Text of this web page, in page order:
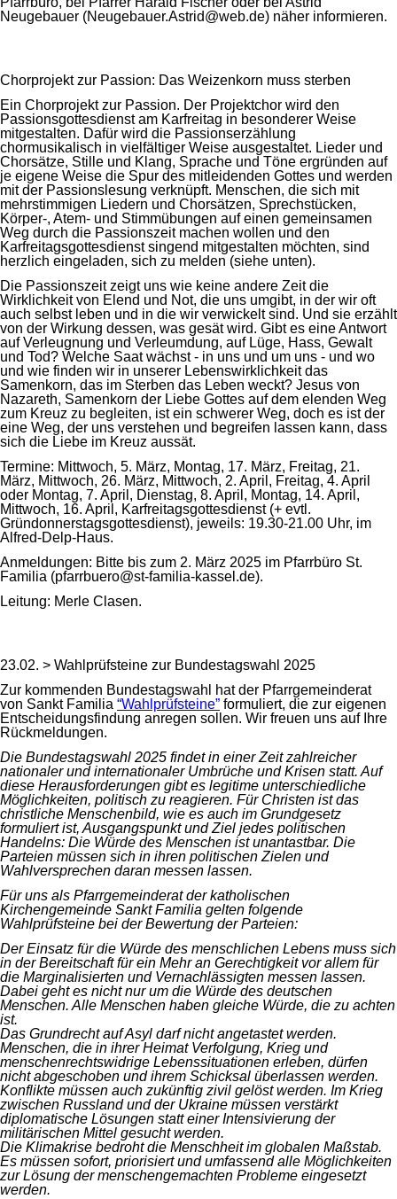
Neugebauer (Neugebauer.Astrid@web.de) näher informieren.
Chorprojekt zur Passion: Das Weizenkorn muss sterben
Ein Chorprojekt zur Passion. Der Projektchor wird den
Passionsgottesdienst am Karfreitag in besonderer Weise
mitgestalten. Dafür wird die Passionserzählung
chormusikalisch in vielfältiger Weise ausgestaltet. Lieder und
Chorsätze, Stille und Klang, Sprache und Töne ergründen auf
je eigene Weise die Spur des mitleidenden Gottes und werden
mit der Passionslesung verknüpft. Menschen, die sich mit
mehrstimmigen Liedern und Chorsätzen, Sprechstücken,
Körper-, Atem- und Stimmübungen auf einen gemeinsamen
Weg durch die Passionszeit machen wollen und den
Karfreitagsgottesdienst singend mitgestalten möchten, sind
herzlich eingeladen, sich zu melden (siehe unten).
Die Passionszeit zeigt uns wie keine andere Zeit die
Wirklichkeit von Elend und Not, die uns umgibt, in der wir oft
auch selbst leben und in die wir verwickelt sind. Und sie erzählt
von der Wirkung dessen, was gesät wird. Gibt es eine Antwort
auf Verleugnung und Verleumdung, auf Lüge, Hass, Gewalt
und Tod? Welche Saat wächst - in uns und um uns - und wo
und wie finden wir in unserer Lebenswirklichkeit das
Samenkorn, das im Sterben das Leben weckt? Jesus von
Nazareth, Samenkorn der Liebe Gottes auf dem elenden Weg
zum Kreuz zu begleiten, ist ein schwerer Weg, doch es ist der
eine Weg, der uns verstehen und begreifen lassen kann, dass
sich die Liebe im Kreuz aussät.
Termine: Mittwoch, 5. März, Montag, 17. März, Freitag, 21.
März, Mittwoch, 26. März, Mittwoch, 2. April, Freitag, 4. April
oder Montag, 7. April, Dienstag, 8. April, Montag, 14. April,
Mittwoch, 16. April, Karfreitagsgottesdienst (+ evtl.
Gründonnerstagsgottesdienst), jeweils: 19.30-21.00 Uhr, im
Alfred-Delp-Haus.
Anmeldungen: Bitte bis zum 2. März 2025 im Pfarrbüro St.
Familia (pfarrbuero@st-familia-kassel.de).
Leitung: Merle Clasen.
23.02. > Wahlprüfsteine zur Bundestagswahl 2025
Zur kommenden Bundestagswahl hat der Pfarrgemeinderat
von Sankt Familia “Wahlprüfsteine” formuliert, die zur eigenen
Entscheidungsfindung anregen sollen. Wir freuen uns auf Ihre
Rückmeldungen.
Die Bundestagswahl 2025 findet in einer Zeit zahlreicher
nationaler und internationaler Umbrüche und Krisen statt. Auf
diese Herausforderungen gibt es legitime unterschiedliche
Möglichkeiten, politisch zu reagieren. Für Christen ist das
christliche Menschenbild, wie es auch im Grundgesetz
formuliert ist, Ausgangspunkt und Ziel jedes politischen
Handelns: Die Würde des Menschen ist unantastbar. Die
Parteien müssen sich in ihren politischen Zielen und
Wahlversprechen daran messen lassen.
Für uns als Pfarrgemeinderat der katholischen
Kirchengemeinde Sankt Familia gelten folgende
Wahlprüfsteine bei der Bewertung der Parteien:
Der Einsatz für die Würde des menschlichen Lebens muss sich
in der Bereitschaft für ein Mehr an Gerechtigkeit vor allem für
die Marginalisierten und Vernachlässigten messen lassen.
Dabei geht es nicht nur um die Würde des deutschen
Menschen. Alle Menschen haben gleiche Würde, die zu achten
ist.
Das Grundrecht auf Asyl darf nicht angetastet werden.
Menschen, die in ihrer Heimat Verfolgung, Krieg und
menschenrechtswidrige Lebenssituationen erleben, dürfen
nicht abgeschoben und ihrem Schicksal überlassen werden.
Konflikte müssen auch zukünftig zivil gelöst werden. Im Krieg
zwischen Russland und der Ukraine müssen verstärkt
diplomatische Lösungen statt einer Intensivierung der
militärischen Mittel gesucht werden.
Die Klimakrise bedroht die Menschheit im globalen Maßstab.
Es müssen sofort, priorisiert und umfassend alle Möglichkeiten
zur Lösung der menschengemachten Probleme eingesetzt
werden.